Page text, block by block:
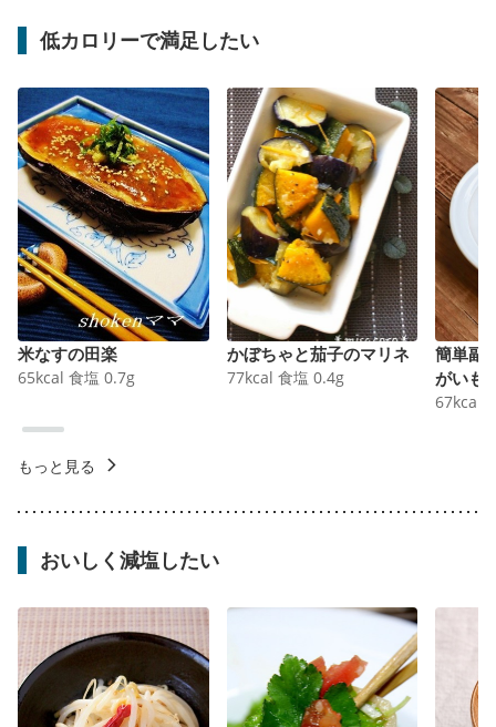
低カロリーで満足したい
米なすの田楽
65kcal 食塩 0.7g
かぼちゃと茄子のマリネ
77kcal 食塩 0.4g
簡単副
がいも
67kcal
もっと見る
おいしく減塩したい